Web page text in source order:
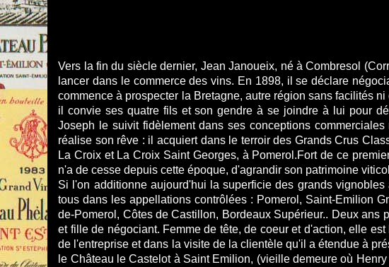
Vers la fin du siècle dernier, Jean Janoueix, né à Combresol
lancer dans le commerce des vins. En 1898, il se déclare
commence à prospecter la Bretagne, autre région sans facilités
il convie ses quatre fils et son gendre à se joindre à lui pour
Joseph le suivit fidèlement dans ses conceptions
réalise son rêve : il acquiert dans le terroir des Grands Crus
La Croix et La Croix Saint Georges, à Pomerol.Fort de ce
n'a de cesse depuis cette époque, d'agrandir son patrimoine
Si l'on additionne aujourd'hui la superficie des grands
tous dans les appellations contrôlées : Pomerol, Saint-Emilion
de-Pomerol, Côtes de Castillon, Bordeaux Supérieur.. Deux
et fille de négociant. Femme de tête, de coeur et d'action, elle
de l'entreprise et dans la visite de la clientèle qu'il a étendue à
le Château le Castelot à Saint Emilion, (vieille demeure où